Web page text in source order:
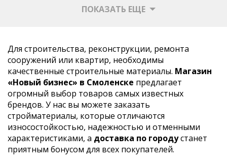
ПОКАЗАТЬ ЕЩЕ
Для строительства, реконструкции, ремонта
сооружений или квартир, необходимы
качественные строительные материалы. Магазин
«Новый бизнес» в Смоленске предлагает
огромный выбор товаров самых известных
брендов. У нас вы можете заказать
стройматериалы, которые отличаются
износостойкостью, надежностью и отменными
характеристиками, а доставка по городустанет
приятным бонусом для всех покупателей.